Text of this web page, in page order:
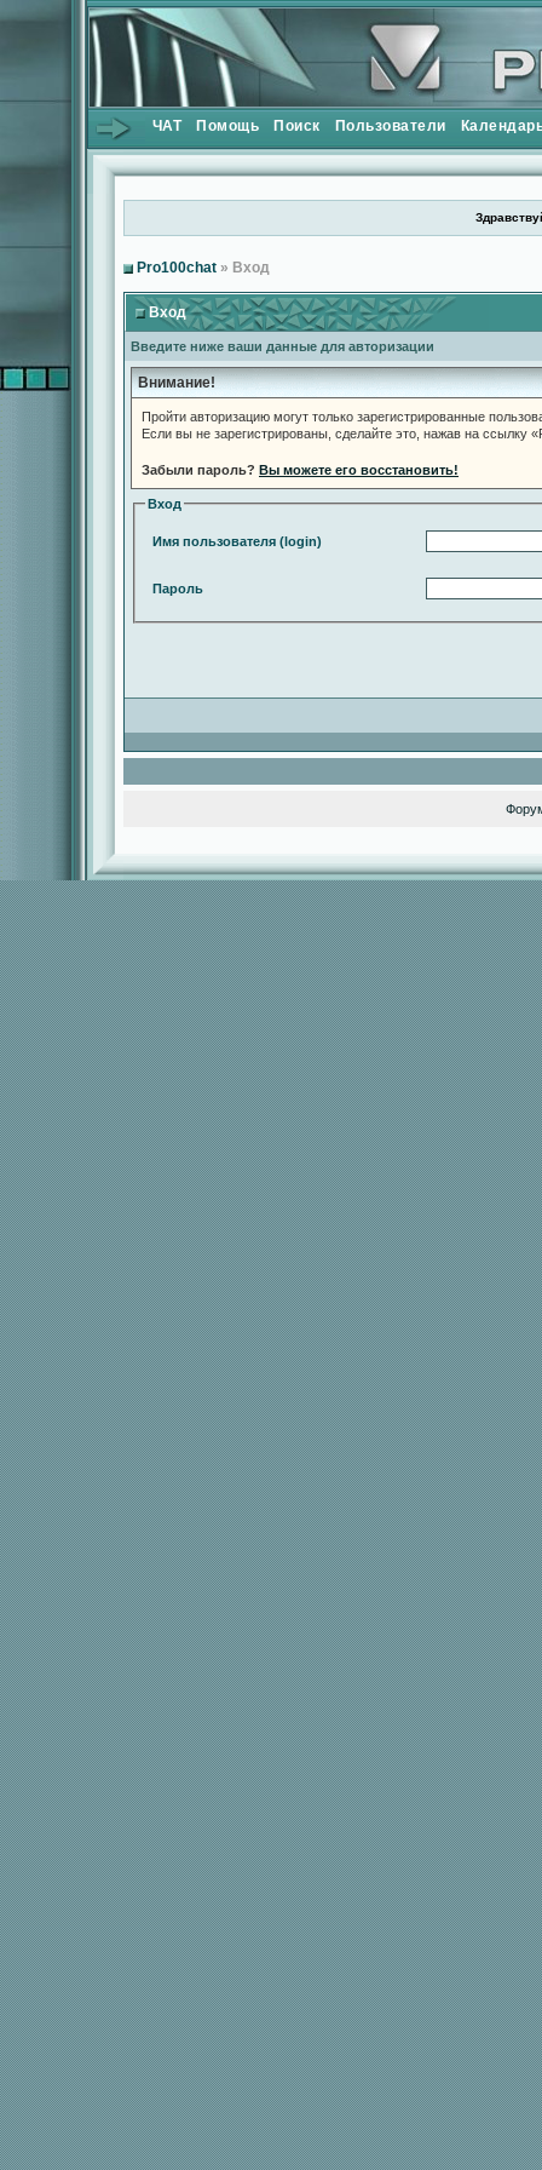
ЧАТ Помощь Поиск Пользователи
Pro100chat » Вход
Вход
Введите ниже ваши данные для авторизации
Внимание!
Пройти авторизацию могут только зарегистрированные
Если вы не зарегистрированы, сделайте это, нажав на ссылку
Забыли пароль? Вы можете его восстановить!
Вход
Имя пользователя (login)
Пароль